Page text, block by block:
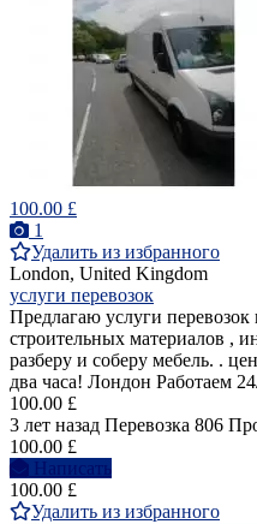
100.00 £
1
Удалить из избранного
London, United Kingdom
услуги перевозок
Предлагаю услуги
строительных материалов ,
разберу и соберу мебель. .
два часа! Лондон Работаем
100.00 £
3 лет назад Перевозка 806
100.00 £
Написать
100.00 £
Удалить из избранного